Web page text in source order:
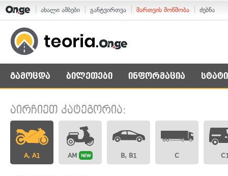
ახალი ამბები განტვირთვა მართვის მოწმობა ძებნა
გამოცდა ბილეთები ინფორმაცია
აირჩიეთ კატეგორია:
A, A1 AM NEW B, B1 C